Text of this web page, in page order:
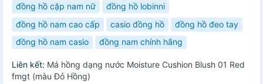
đồng hồ cặp nam nữ
đồng hồ lobinni
đồng hồ nam cao cấp
casio đồng hồ
đồng hồ đeo tay
đồng hồ nam casio
đồng nam chính hãng
Liên kết: Má hồng dạng nước Moisture Cushion Blush 01 Red
fmgt (màu Đỏ Hồng)